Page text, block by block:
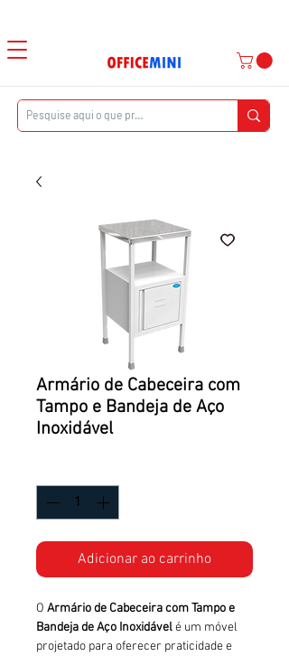
Armário de Cabeceira com
Tampo e Bandeja de Aço
Inoxidável
Adicionar ao carrinho
O Armário de Cabeceira com Tampo e
Bandeja de Aço Inoxidávelé um móvel
projetado para oferecer praticidade e